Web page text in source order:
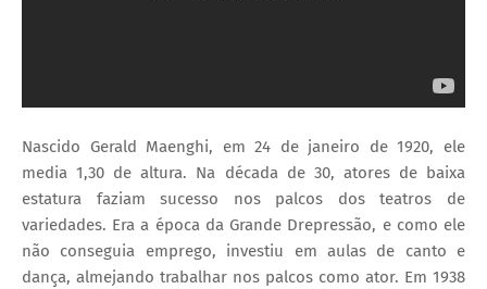
Nascido Gerald Maenghi, em 24 de janeiro de 1920, ele
media 1,30 de altura. Na década de 30, atores de baixa
estatura faziam sucesso nos palcos dos teatros de
variedades. Era a época da Grande Drepressão, e como ele
não conseguia emprego, investiu em aulas de canto e
dança, almejando trabalhar nos palcos como ator. Em 1938